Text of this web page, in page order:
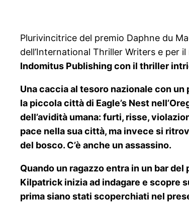
Plurivincitrice del premio Daphne du
dell’International Thriller Writers e per
Indomitus Publishing con il thriller
Una caccia al tesoro nazionale con
la piccola città di Eagle’s Nest
dell’avidità umana: furti, risse,
pace nella sua città, ma invece si
del bosco. C’è anche un assassino.
Quando un ragazzo entra in un bar
Kilpatrick inizia ad indagare e scopre
prima siano stati scoperchiati nel